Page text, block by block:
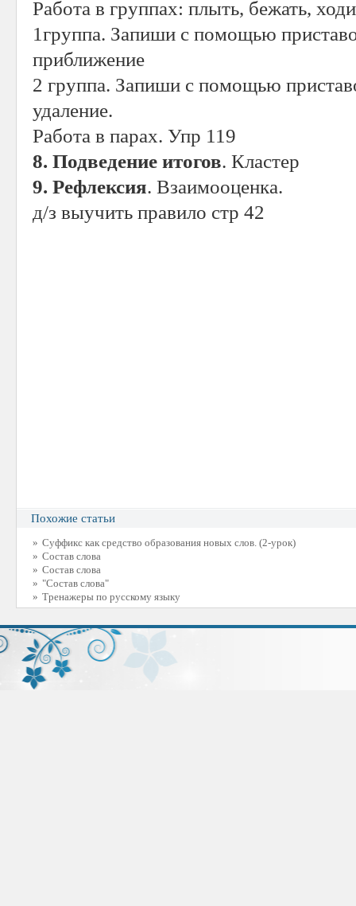
Работа в группах: плыть, бежать,
1группа. Запиши с помощью
приближение
2 группа. Запиши с помощью
удаление.
Работа в парах. Упр 119
8. Подведение итогов. Кластер
9. Рефлексия. Взаимооценка.
д/з выучить правило стр 42
Похожие статьи
» Суффикс как средство образования новых слов. (2-урок)
» Состав слова
» Состав слова
» "Состав слова"
» Тренажеры по русскому языку